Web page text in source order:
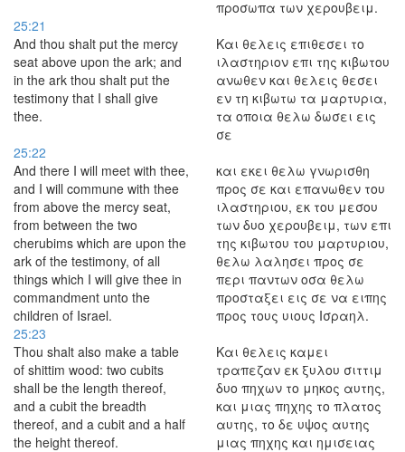
προσωπα των χερουβειμ.
25:21
And thou shalt put the mercy
seat above upon the ark; and
in the ark thou shalt put the
testimony that I shall give
thee.
Και θελεις επιθεσει το
ιλαστηριον επι της κιβωτου
ανωθεν και θελεις θεσει
εν τη κιβωτω τα μαρτυρια,
τα οποια θελω δωσει εις
σε
25:22
And there I will meet with thee,
and I will commune with thee
from above the mercy seat,
from between the two
cherubims which are upon the
ark of the testimony, of all
things which I will give thee in
commandment unto the
children of Israel.
και εκει θελω γνωρισθη
προς σε και επανωθεν του
ιλαστηριου, εκ του μεσου
των δυο χερουβειμ, των επι
της κιβωτου του μαρτυριου,
θελω λαλησει προς σε
περι παντων οσα θελω
προσταξει εις σε να ειπης
προς τους υιους Ισραηλ.
25:23
Thou shalt also make a table
of shittim wood: two cubits
shall be the length thereof,
and a cubit the breadth
thereof, and a cubit and a half
the height thereof.
Και θελεις καμει
τραπεζαν εκ ξυλου σιττιμ
δυο πηχων το μηκος αυτης,
και μιας πηχης το πλατος
αυτης, το δε υψος αυτης
μιας πηχης και ημισειας